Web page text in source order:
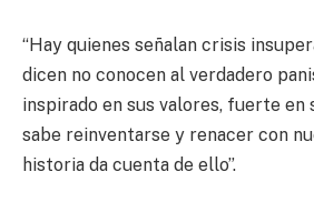
“Hay quienes señalan crisis
dicen no conocen al verdadero
inspirado en sus valores, fuerte en
sabe reinventarse y renacer con
historia da cuenta de ello”.